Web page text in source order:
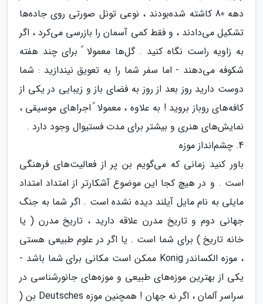
دهه 80 کاشته شده‌بودند ، نوعی تونل صورتی روی جاده‌ها
تشکیل می‌دادند ، و فقط کمی آسمان را بازرسی می‌کرد ، اگر
به زاویه راست نگاه کنید . گل‌ها معمولا ً برای چند هفته
شکوفه می‌دهند - اما سفر شما را به تعویق نیندازید : شما
دوست دارید روز بعد از روز به فضای باز و زیبایی در یکی از
کافه‌های روباز بروید ! به علاوه ، معمولا ً اجراهای موسیقی ،
نمایش‌های هنری و بیشتر برای مدت فستیوال وجود دارد .
4. چشم‌انداز موزه
باور کنید زمانی که می‌گویم بن پر از فعالیت‌های فرهنگی
است . و در هیچ کجا این موضوع آشکارتر از امتداد امتداد
مایلی به نام مایل آیلند دیده نشده است . اگر شما به جنگ
جهانی دوم و تاریخ مدرن علاقه دارید ، تاریخ مدرن ( یا
خانه تاریخ ) برای شما است . یا اگر در علوم طبیعی هستی
، موزه الکساندر Konig ممکن است مکانی برای شما باشد -
یکی از بهترین موزه‌های طبیعی و موزه‌های جانورشناسی در
سراسر آلمان ، اگر نه جهان ! همچنین موزه Deutsches بن (